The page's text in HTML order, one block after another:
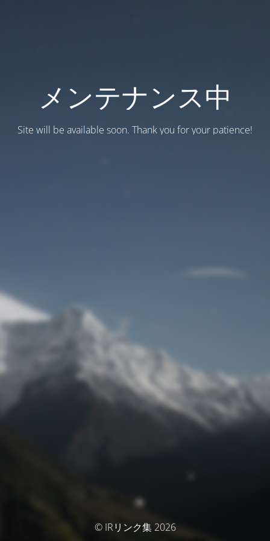
メンテナンス中
Site will be available soon. Thank you for your patience!
© IRリンク集 2026